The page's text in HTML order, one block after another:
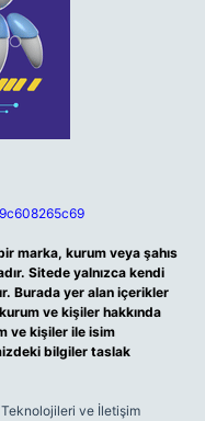
marka, kurum veya şahıs
Sitede yalnızca kendi
Burada yer alan içerikler
ve kişiler hakkında
ve kişiler ile isim
bilgiler taslak
Teknolojileri ve İletişim